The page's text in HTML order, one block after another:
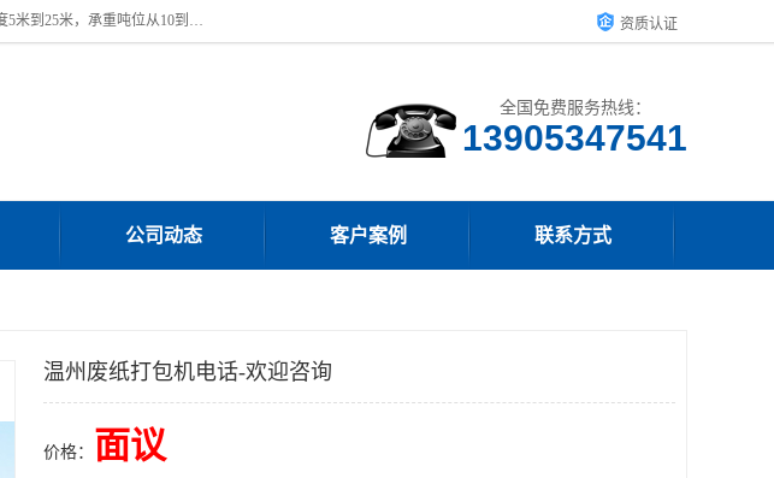
本公司常年出售回收二手地磅，回收出售二手地磅。 近期本公司回收大量二手地磅，型号齐全，宽度从2米到3.5米，长度5米到25米，承重吨位从10到200吨，成色7—9成新。 ? 使用年限6个月至2年，产品来源于个人闲置品，工矿企业停用品，因小换大而来。 精准度和新的一样， 二手地磅是内行人的选择，打个电话就省钱朋友您好等什么 资质认证
全国免费服务热线：
13905347541
公司动态 客户案例 联系方式
温州废纸打包机电话-欢迎咨询
价格： 面议